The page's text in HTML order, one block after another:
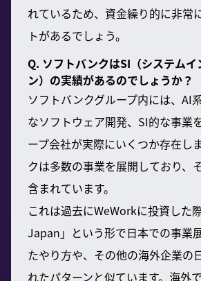
れているため、資金繰り的に非常
トがあるでしょう。
Q. ソフトバンクはSI（システムイ
ン）の実績があるのでしょうか？
ソフトバンクグループ内には、AI
なソフトウェア開発、SI的な事業
ープ会社が実際にいくつか存在し
クは多数の事業を展開しており、
含まれています。
これは過去にWeWorkに投資した
Japan」という形で日本での事業
たやり方や、その他の海外企業の
れたパターンと似ています。海外